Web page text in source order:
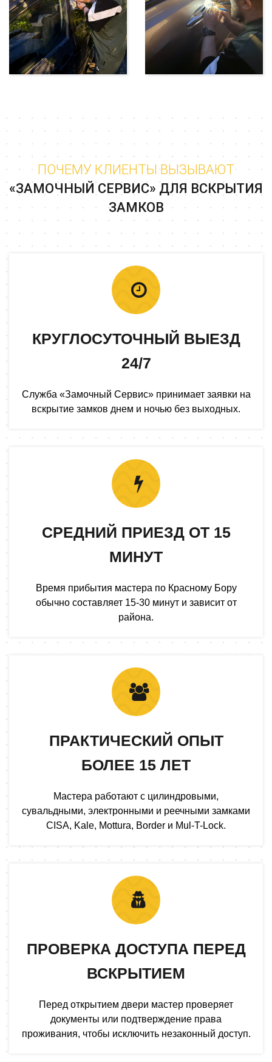
ПОЧЕМУ КЛИЕНТЫ ВЫЗЫВАЮТ
«ЗАМОЧНЫЙ СЕРВИС» ДЛЯ ВСКРЫТИЯ
ЗАМКОВ
КРУГЛОСУТОЧНЫЙ ВЫЕЗД
24/7
Служба «Замочный Сервис» принимает заявки на
вскрытие замков днем и ночью без выходных.
СРЕДНИЙ ПРИЕЗД ОТ 15
МИНУТ
Время прибытия мастера по Красному Бору
обычно составляет 15-30 минут и зависит от
района.
ПРАКТИЧЕСКИЙ ОПЫТ
БОЛЕЕ 15 ЛЕТ
Мастера работают с цилиндровыми,
сувальдными, электронными и реечными замками
CISA, Kale, Mottura, Border и Mul-T-Lock.
ПРОВЕРКА ДОСТУПА ПЕРЕД
ВСКРЫТИЕМ
Перед открытием двери мастер проверяет
документы или подтверждение права
проживания, чтобы исключить незаконный доступ.